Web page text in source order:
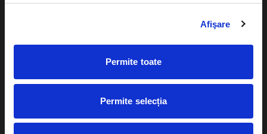
Afişare
Permite toate
Permite selecția
Cum comand bilete?
eBilet printat acasa
Pentru copii